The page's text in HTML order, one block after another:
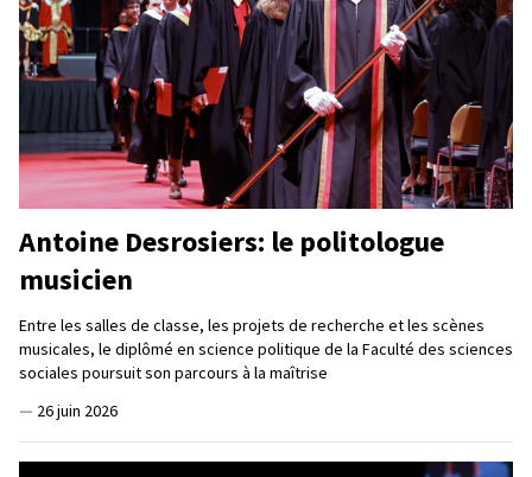
Antoine Desrosiers: le politologue
musicien
Entre les salles de classe, les projets de recherche et les scènes
musicales, le diplômé en science politique de la Faculté des sciences
sociales poursuit son parcours à la maîtrise
— 26 juin 2026